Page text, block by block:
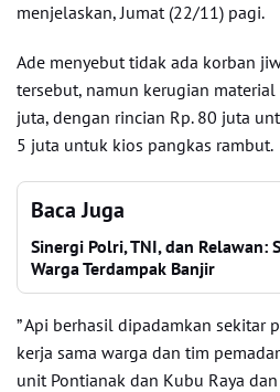
menjelaskan, Jumat (22/11) pagi.
Ade menyebut tidak ada korban
tersebut, namun kerugian
juta, dengan rincian Rp. 80 juta
5 juta untuk kios pangkas rambut.
Baca Juga
Sinergi Polri, TNI, dan Relawan:
Warga Terdampak Banjir
” Api berhasil dipadamkan sekitar
kerja sama warga dan tim
unit Pontianak dan Kubu Raya